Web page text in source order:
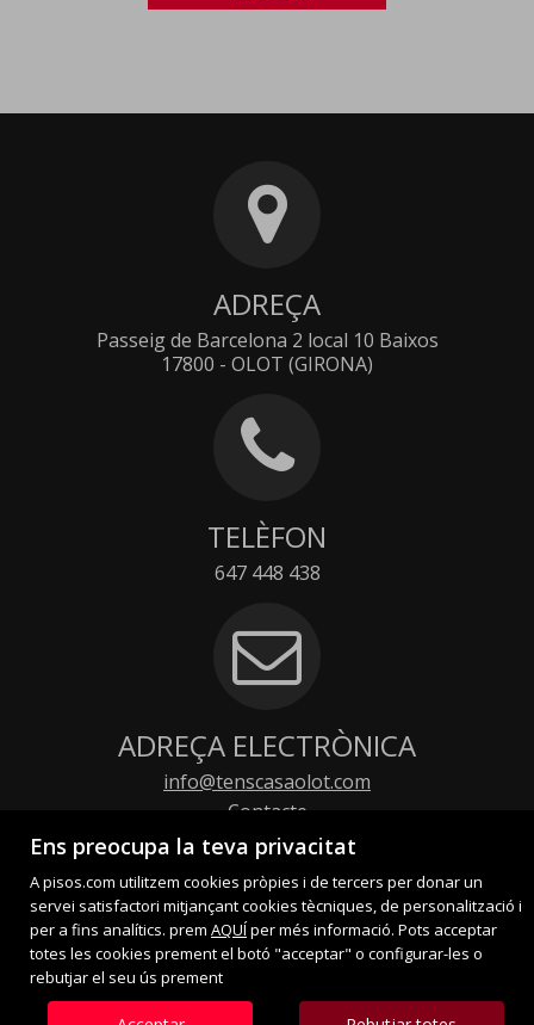
Ens preocupa la teva privacitat
A pisos.com utilitzem cookies pròpies i de tercers per donar un
servei satisfactori mitjançant cookies tècniques, de personalització i
per a fins analítics. prem AQUÍper més informació. Pots acceptar
totes les cookies prement el botó "acceptar" o configurar-les o
rebutjar el seu ús prement
ADREÇA
Passeig de Barcelona 2 local 10 Baixos
17800 - OLOT (GIRONA)
TELÈFON
647 448 438
ADREÇA ELECTRÒNICA
info@tenscasaolot.com
Contacte